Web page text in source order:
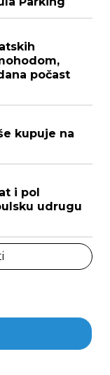
počast
kupuje na
i pol
udrugu